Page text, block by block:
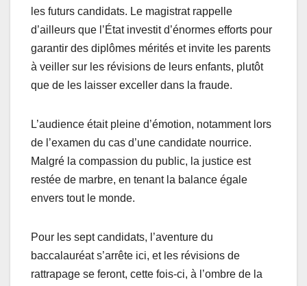
les futurs candidats. Le magistrat rappelle
d’ailleurs que l’État investit d’énormes efforts pour
garantir des diplômes mérités et invite les parents
à veiller sur les révisions de leurs enfants, plutôt
que de les laisser exceller dans la fraude.
L’audience était pleine d’émotion, notamment lors
de l’examen du cas d’une candidate nourrice.
Malgré la compassion du public, la justice est
restée de marbre, en tenant la balance égale
envers tout le monde.
Pour les sept candidats, l’aventure du
baccalauréat s’arrête ici, et les révisions de
rattrapage se feront, cette fois-ci, à l’ombre de la